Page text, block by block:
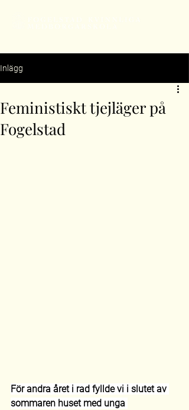
Inlägg
Feministiskt tjejläger på
Fogelstad
För andra året i rad fyllde vi i slutet av
sommaren huset med unga